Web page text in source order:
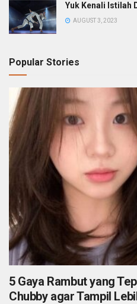
Yuk Kenali Istilah
AUGUST 3, 2023
Popular Stories
5 Gaya Rambut yang
Chubby agar Tampil